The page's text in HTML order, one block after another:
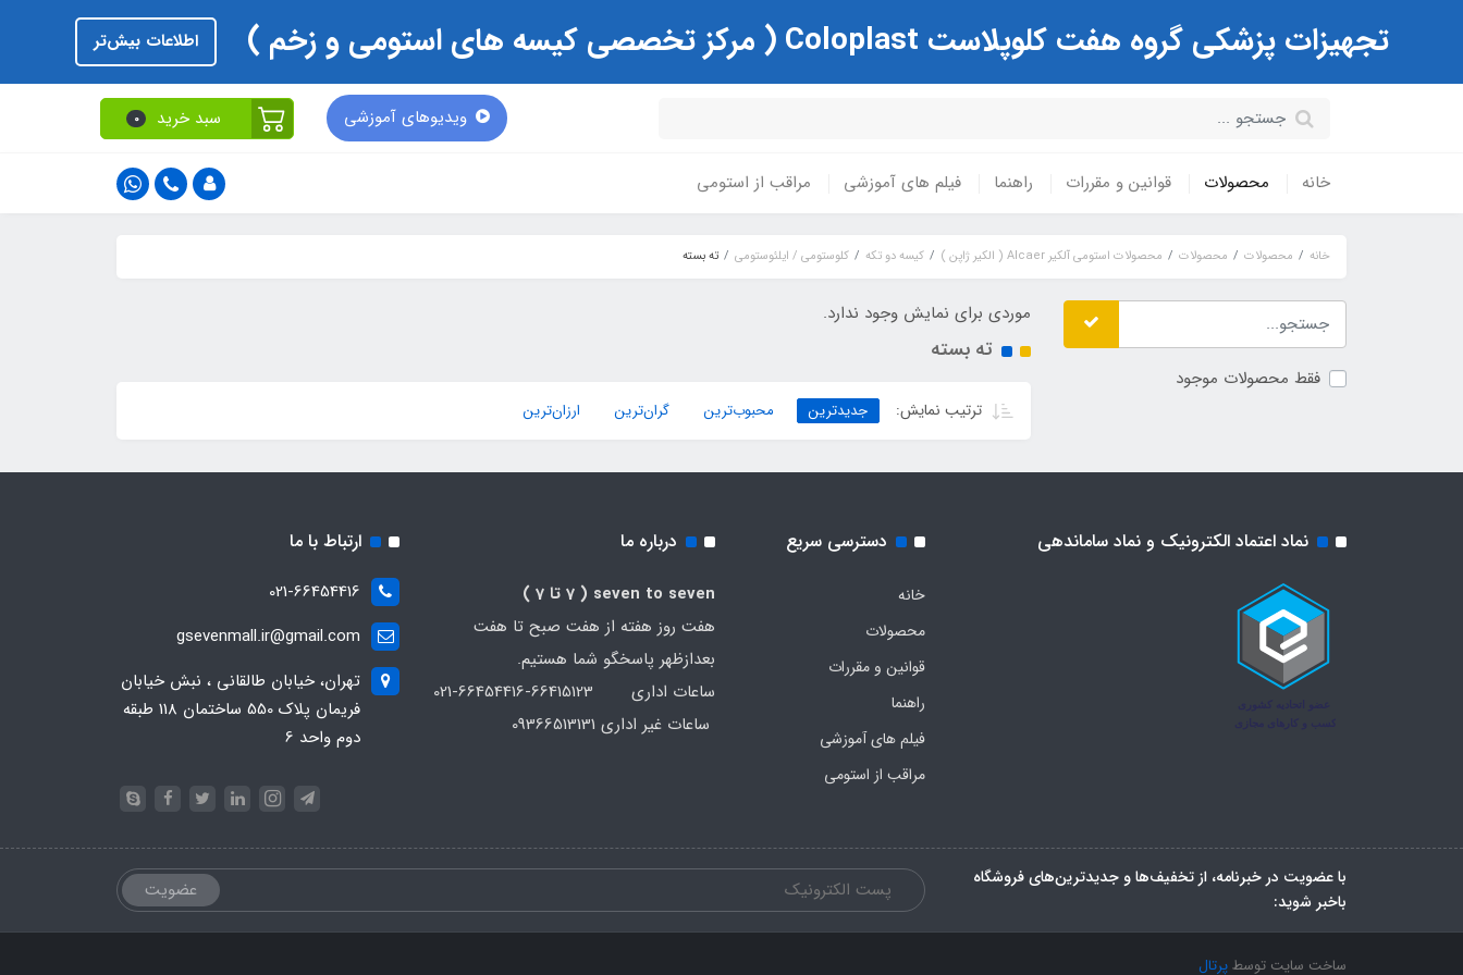
تجهیزات پزشکی گروه هفت کلوپلاست Coloplast ( مرکز تخصصی کیسه های استومی و زخم ) اطلاعات بیش‌تر
ویدیوهای آموزشی سبد خرید 0
خانه محصولات قوانین و مقررات راهنما فیلم های آموزشی مراقب از استومی
خانه محصولات محصولات محصولات استومی آلکیر Alcaer ( الکیر ژاپن ) کیسه دو تکه کلوستومی / ایلئوستومی ته بسته
فقط محصولات موجود
موردی برای نمایش وجود ندارد.
ته بسته
ترتیب نمایش: جدیدترین محبوب‌ترین گران‌ترین ارزان‌ترین
نماد اعتماد الکترونیک و نماد ساماندهی دسترسی سریع
خانه
محصولات
قوانین و مقررات
راهنما
فیلم های آموزشی
مراقب از استومی
درباره ما
seven to seven ( 7 تا 7 )
هفت روز هفته از هفت صبح تا هفت
بعدازظهر پاسخگو شما هستیم.
ساعات اداری 66415123-66454416-021
ساعات غیر اداری 09366513131
ارتباط با ما
021-66454416
gsevenmall.ir@gmail.com
تهران، خیابان طالقانی ، نبش خیابان
فریمان پلاک 550 ساختمان 118 طبقه
دوم واحد 6
با عضویت در خبرنامه، از تخفیف‌ها و جدیدترین‌های فروشگاه
باخبر شوید:
عضویت
ساخت سایت توسطپرتال